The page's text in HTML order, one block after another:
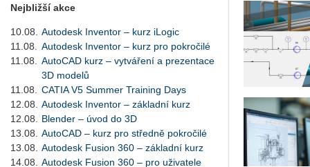
Nejbližší akce
10.08.
Autodesk Inventor – kurz iLogic
11.08.
Autodesk Inventor – kurz pro pokročilé
11.08.
AutoCAD kurz – vytváření a prezentace
3D modelů
11.08.
CATIA V5 Summer Training Days
12.08.
Autodesk Inventor – základní kurz
12.08.
Blender – úvod do 3D
13.08.
AutoCAD – kurz pro středně pokročilé
13.08.
Autodesk Fusion 360 – základní kurz
14.08.
Autodesk Fusion 360 – pro uživatele